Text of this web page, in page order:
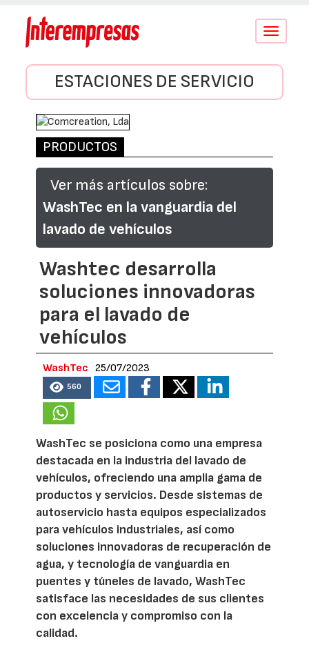
Conmutar
ESTACIONES DE SERVICIO
PRODUCTOS
Ver más artículos sobre:
WashTec en la vanguardia del
lavado de vehículos
Washtec desarrolla
soluciones innovadoras
para el lavado de
vehículos
WashTec 25/07/2023
560
WashTec se posiciona como una empresa
destacada en la industria del lavado de
vehículos, ofreciendo una amplia gama de
productos y servicios. Desde sistemas de
autoservicio hasta equipos especializados
para vehículos industriales, así como
soluciones innovadoras de recuperación de
agua, y tecnología de vanguardia en
puentes y túneles de lavado, WashTec
satisface las necesidades de sus clientes
con excelencia y compromiso con la
calidad.